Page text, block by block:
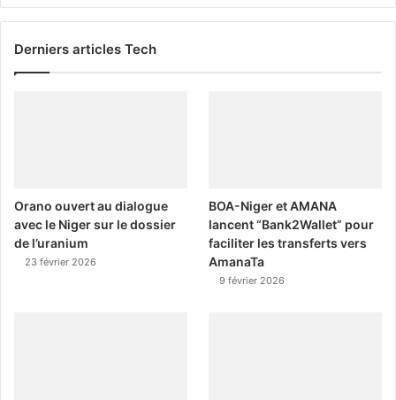
Derniers articles Tech
Orano ouvert au dialogue
avec le Niger sur le dossier
de l’uranium
23 février 2026
BOA-Niger et AMANA
lancent “Bank2Wallet” pour
faciliter les transferts vers
AmanaTa
9 février 2026